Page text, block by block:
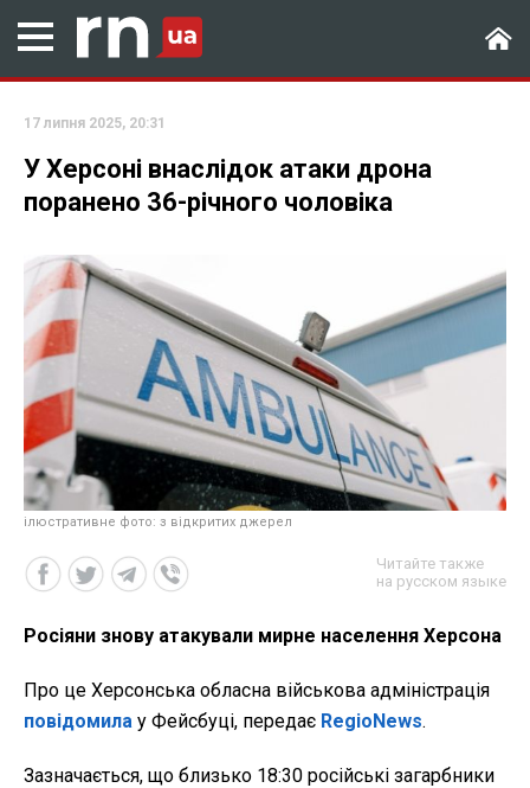
17 липня 2025, 20:31
У Херсоні внаслідок атаки дрона
поранено 36-річного чоловіка
ілюстративне фото: з відкритих джерел
Читайте также
на русском языке
Росіяни знову атакували мирне населення Херсона
Про це Херсонська обласна військова адміністрація
повідомила у Фейсбуці, передає RegioNews.
Зазначається, що близько 18:30 російські загарбники